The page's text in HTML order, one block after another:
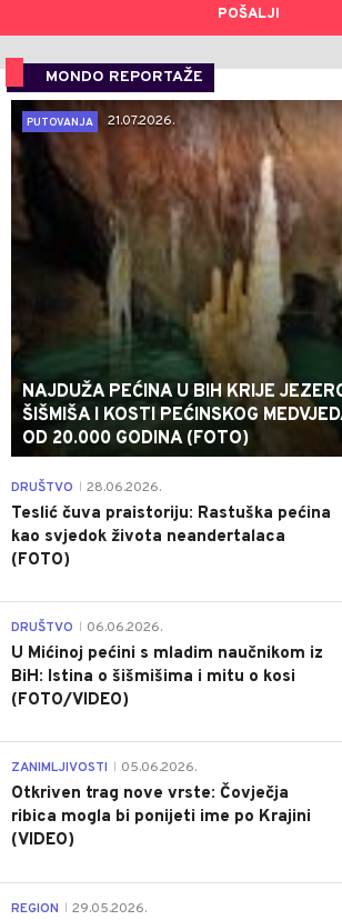
POŠALJI
MONDO REPORTAŽE
PUTOVANJA
21.07.2026.
NAJDUŽA PEĆINA U BIH KRIJE
ŠIŠMIŠA I KOSTI PEĆINSKOG
OD 20.000 GODINA (FOTO)
DRUŠTVO 28.06.2026.
Teslić čuva praistoriju: Rastuška pećina
kao svjedok života neandertalaca
(FOTO)
DRUŠTVO 06.06.2026.
U Mićinoj pećini s mladim naučnikom iz
BiH: Istina o šišmišima i mitu o kosi
(FOTO/VIDEO)
ZANIMLJIVOSTI 05.06.2026.
Otkriven trag nove vrste: Čovječja
ribica mogla bi ponijeti ime po Krajini
(VIDEO)
REGION 29.05.2026.